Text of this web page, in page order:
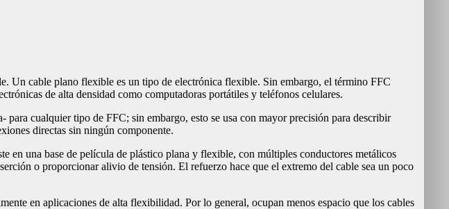
Un cable plano flexible es un tipo de electrónica flexible. Sin embargo, el término FFC
de alta densidad como computadoras portátiles y teléfonos celulares.
cualquier tipo de FFC; sin embargo, esto se usa con mayor precisión para describir
directas sin ningún componente.
en una base de película de plástico plana y flexible, con múltiples conductores metálicos
o proporcionar alivio de tensión. El refuerzo hace que el extremo del cable sea un poco
en aplicaciones de alta flexibilidad. Por lo general, ocupan menos espacio que los cables